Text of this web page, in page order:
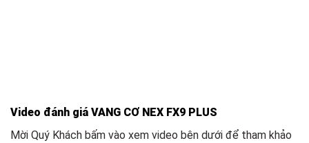
Video đánh giá VANG CƠ NEX FX9 PLUS
Mời Quý Khách bấm vào xem video bên dưới để tham khảo